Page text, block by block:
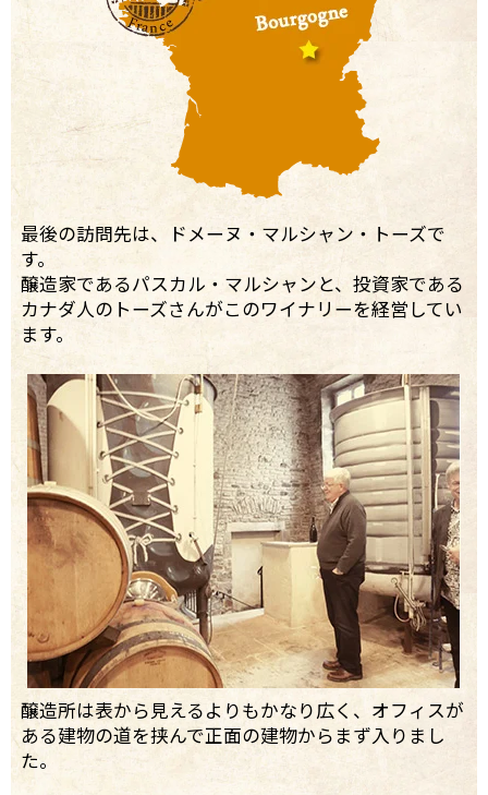
最後の訪問先は、ドメーヌ・マルシャン・トーズで
す。
醸造家であるパスカル・マルシャンと、投資家である
カナダ人のトーズさんがこのワイナリーを経営してい
ます。
醸造所は表から見えるよりもかなり広く、オフィスが
ある建物の道を挟んで正面の建物からまず入りまし
た。